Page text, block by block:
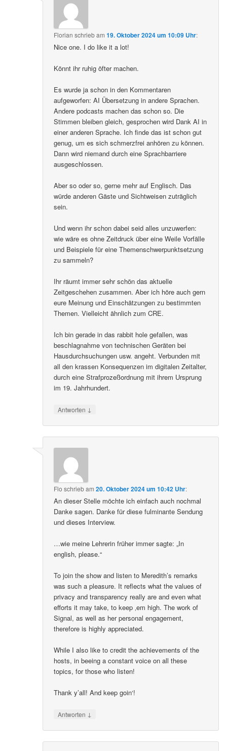
Florian schriebam19. Oktober 2024 um 10:09 Uhr:
Nice one. I do like it a lot!
Könnt ihr ruhig öfter machen.
Es wurde ja schon in den Kommentaren
aufgeworfen: AI Übersetzung in andere Sprachen.
Andere podcasts machen das schon so. Die
Stimmen bleiben gleich, gesprochen wird Dank AI in
einer anderen Sprache. Ich finde das ist schon gut
genug, um es sich schmerzfrei anhören zu können.
Dann wird niemand durch eine Sprachbarriere
ausgeschlossen.
Aber so oder so, gerne mehr auf Englisch. Das
würde anderen Gäste und Sichtweisen zuträglich
sein.
Und wenn ihr schon dabei seid alles unzuwerfen:
wie wäre es ohne Zeitdruck über eine Weile Vorfälle
und Beispiele für eine Themenschwerpunktsetzung
zu sammeln?
Ihr räumt immer sehr schön das aktuelle
Zeitgeschehen zusammen. Aber ich höre auch gern
eure Meinung und Einschätzungen zu bestimmten
Themen. Vielleicht ähnlich zum CRE.
Ich bin gerade in das rabbit hole gefallen, was
beschlagnahme von technischen Geräten bei
Hausdurchsuchungen usw. angeht. Verbunden mit
all den krassen Konsequenzen im digitalen Zeitalter,
durch eine Strafprozeßordnung mit ihrem Ursprung
im 19. Jahrhundert.
Antworten ↓
Flo schriebam20. Oktober 2024 um 10:42 Uhr:
An dieser Stelle möchte ich einfach auch nochmal
Danke sagen. Danke für diese fulminante Sendung
und dieses Interview.
…wie meine Lehrerin früher immer sagte: „In
english, please.“
To join the show and listen to Meredith’s remarks
was such a pleasure. It reflects what the values of
privacy and transparency really are and even what
efforts it may take, to keep ‚em high. The work of
Signal, as well as her personal engagement,
therefore is highly appreciated.
While I also like to credit the achievements of the
hosts, in beeing a constant voice on all these
topics, for those who listen!
Thank y’all! And keep goin‘!
Antworten ↓